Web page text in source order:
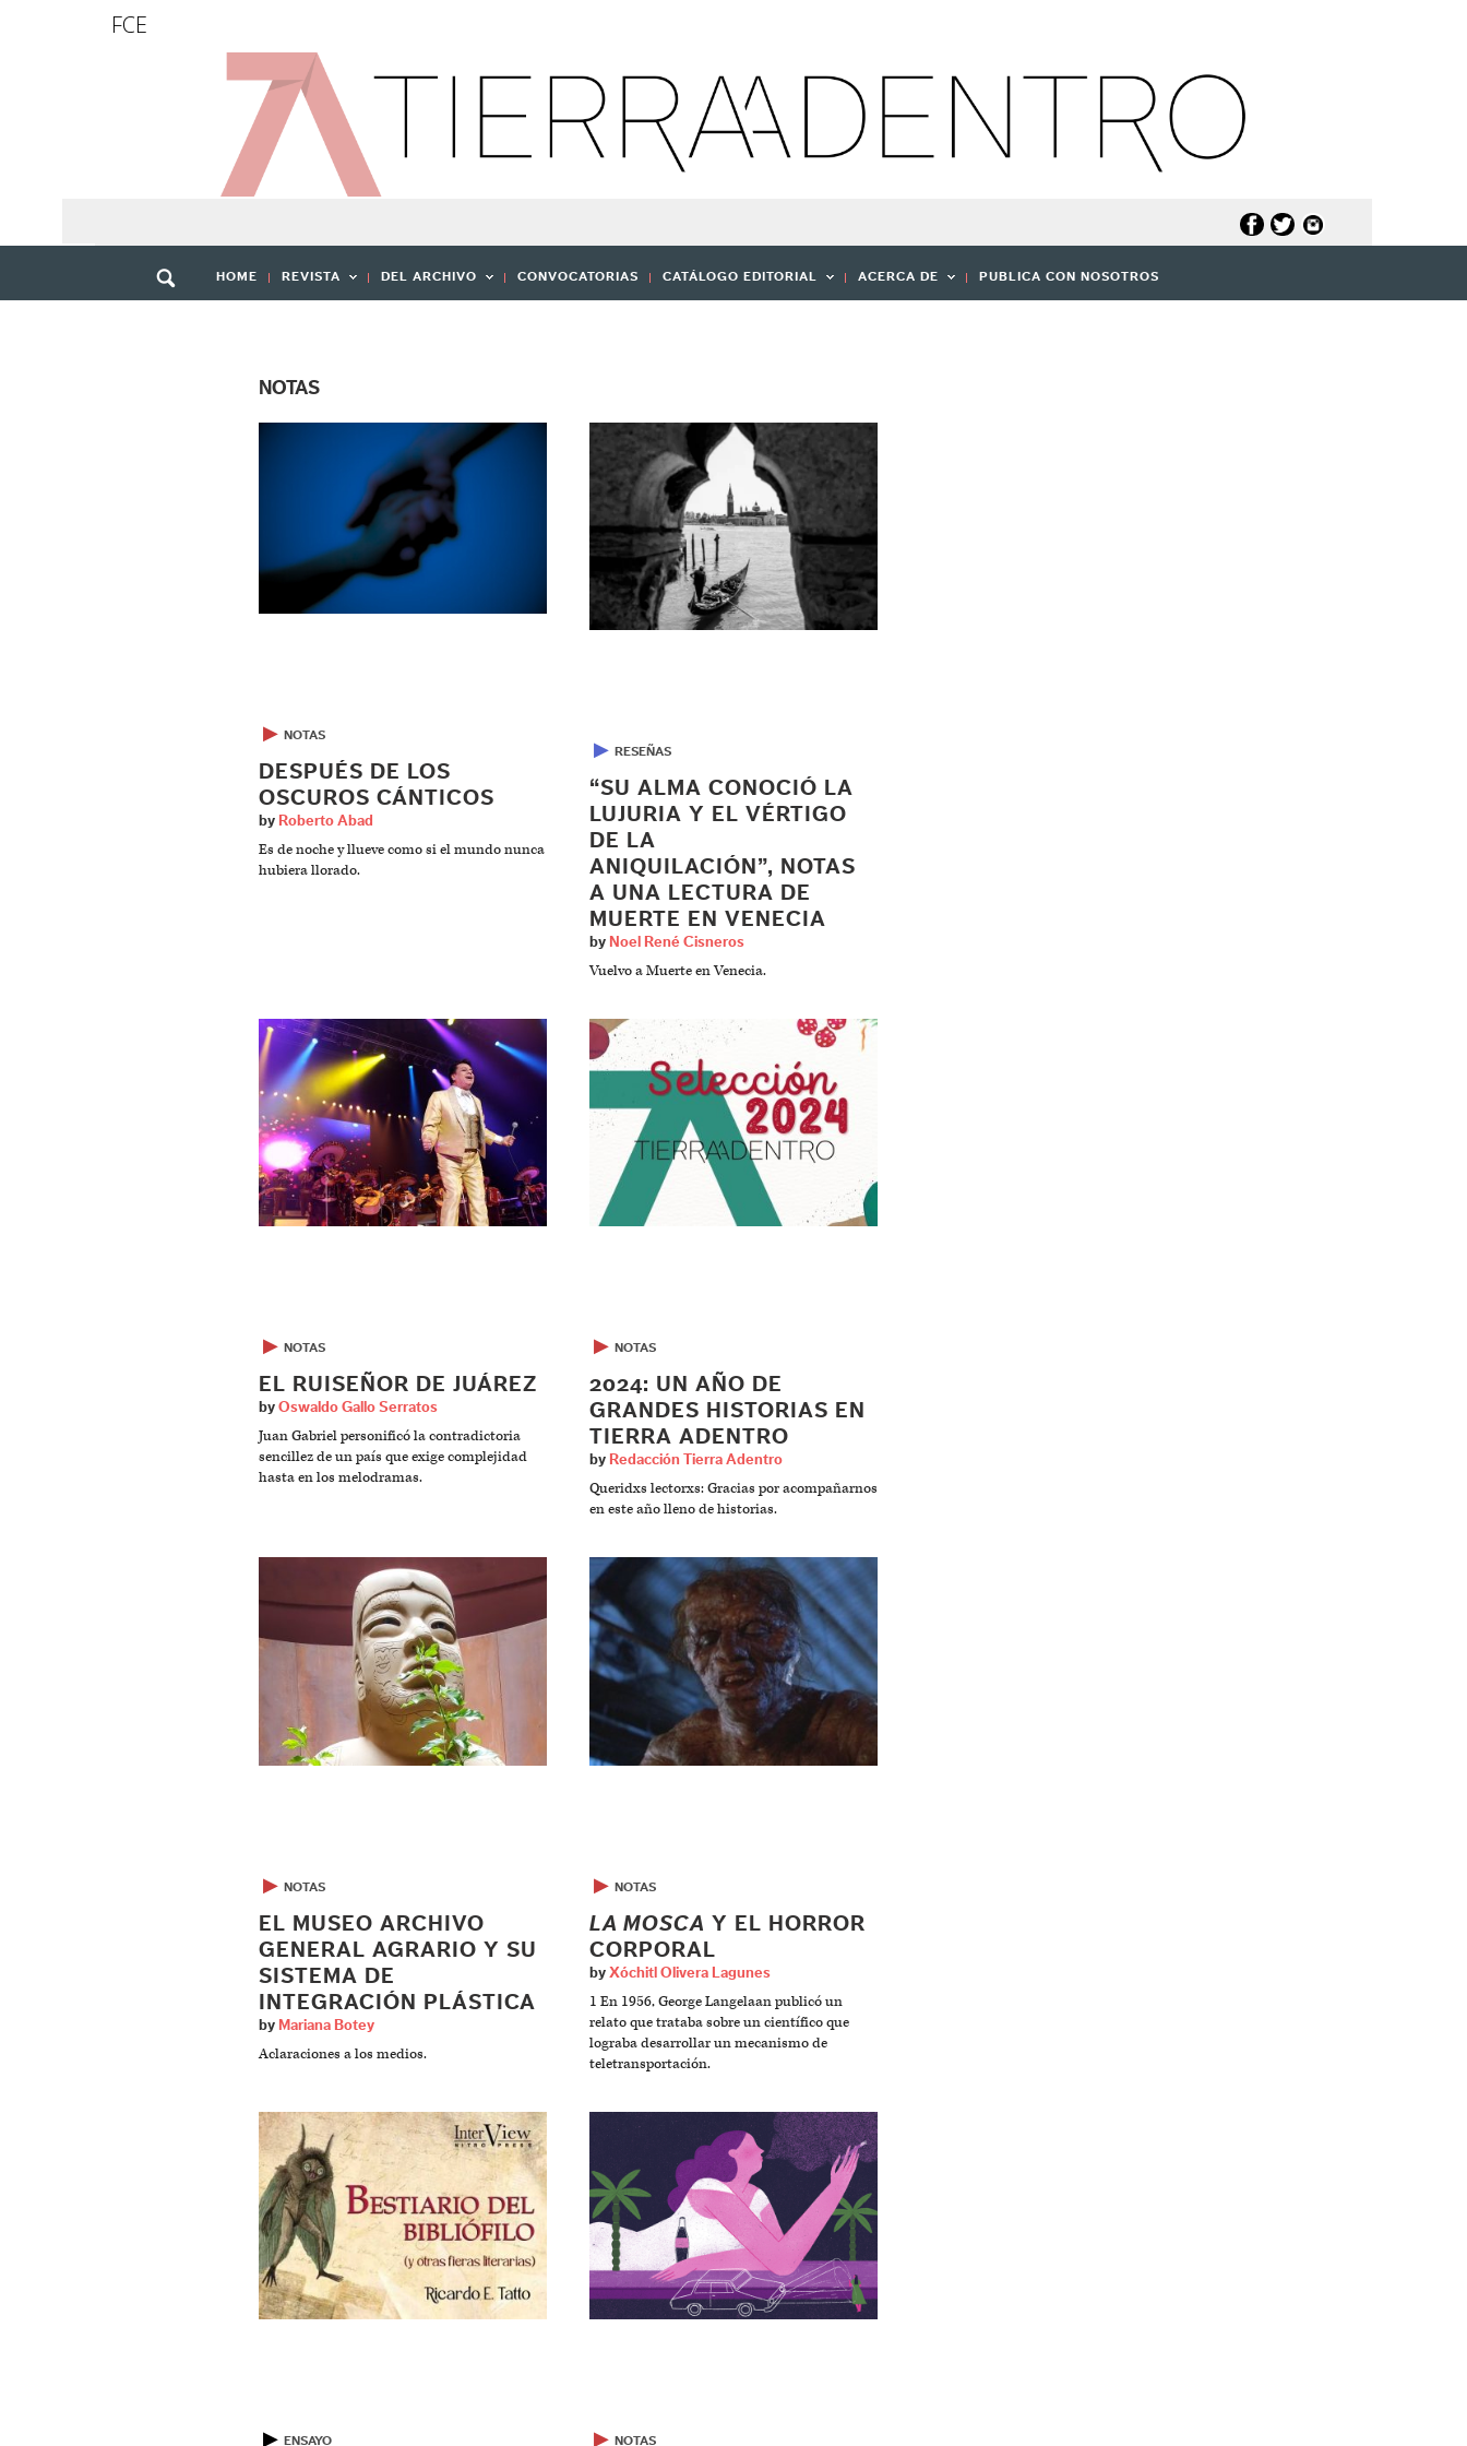
FCE
HOME REVISTA DEL ARCHIVO CONVOCATORIAS CATÁLOGO EDITORIAL ACERCA DE PUBLICA CON NOSOTROS
NOTAS
▶ NOTAS
DESPUÉS DE LOS
OSCUROS CÁNTICOS
by Roberto Abad
Es de noche y llueve como si el mundo nunca
hubiera llorado.
▶ RESEÑAS
“SU ALMA CONOCIÓ LA
LUJURIA Y EL VÉRTIGO
DE LA
ANIQUILACIÓN”, NOTAS
A UNA LECTURA DE
MUERTE EN VENECIA
by Noel René Cisneros
Vuelvo a Muerte en Venecia.
▶ NOTAS
EL RUISEÑOR DE JUÁREZ
by Oswaldo Gallo Serratos
Juan Gabriel personificó la contradictoria
sencillez de un país que exige complejidad
hasta en los melodramas.
▶ NOTAS
2024: UN AÑO DE
GRANDES HISTORIAS EN
TIERRA ADENTRO
by Redacción Tierra Adentro
Queridxs lectorxs: Gracias por acompañarnos
en este año lleno de historias.
▶ NOTAS
EL MUSEO ARCHIVO
GENERAL AGRARIO Y SU
SISTEMA DE
INTEGRACIÓN PLÁSTICA
by Mariana Botey
Aclaraciones a los medios.
▶ NOTAS
LA MOSCA Y EL HORROR
CORPORAL
by Xóchitl Olivera Lagunes
1 En 1956, George Langelaan publicó un
relato que trataba sobre un científico que
lograba desarrollar un mecanismo de
teletransportación.
▶ ENSAYO ▶ NOTAS